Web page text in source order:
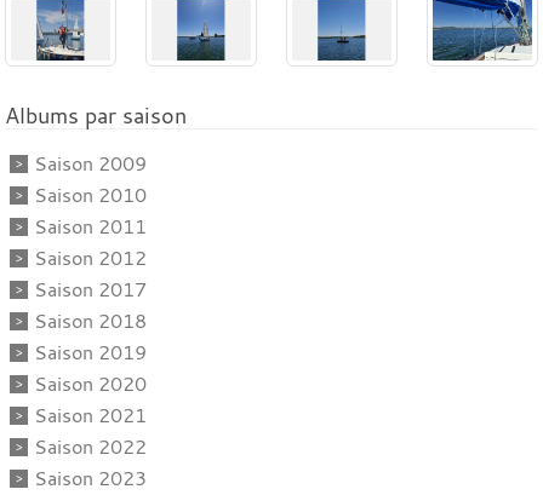
Albums par saison
Saison 2009
Saison 2010
Saison 2011
Saison 2012
Saison 2017
Saison 2018
Saison 2019
Saison 2020
Saison 2021
Saison 2022
Saison 2023